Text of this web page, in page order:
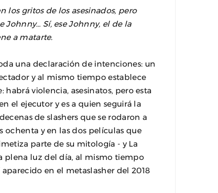
los gritos de los asesinados, pero
Johnny… Sí, ese Johnny, el de la
a matarte.
una declaración de intenciones: un
y al mismo tiempo establece
violencia, asesinatos, pero esta
el ejecutor y es a quien seguirá la
de slashers que se rodaron a
ochenta y en las dos películas que
parte de su mitología - y La
plena luz del día, al mismo tiempo
aparecido en el metaslasher del 2018